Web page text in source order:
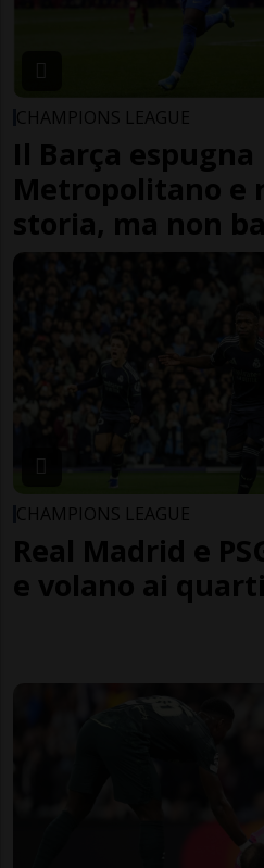
CHAMPIONS LEAGUE
Il Barça espugna
Metropolitano e
storia, ma non
CHAMPIONS LEAGUE
Real Madrid e
e volano ai